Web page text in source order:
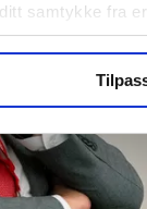
samtykke fra
relevant
ned på denne